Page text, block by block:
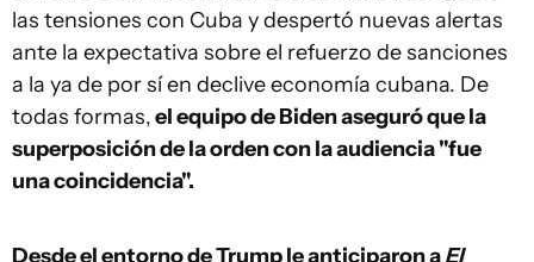
las tensiones con Cuba y despertó nuevas alertas
ante la expectativa sobre el refuerzo de sanciones
a la ya de por sí en declive economía cubana. De
todas formas,el equipo de Biden aseguró que la
superposición de la orden con la audiencia "fue
una coincidencia".
Desde el entorno de Trump le anticiparon aEl